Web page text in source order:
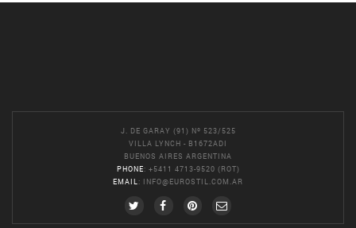
J. DE GARAY (91) Nº 523/525
VILLA LYNCH - B1672ADI
BUENOS AIRES ARGENTINA
PHONE: +5411 4713-9520 (ROT)
EMAIL: INFO@EUROSTIL.COM.AR